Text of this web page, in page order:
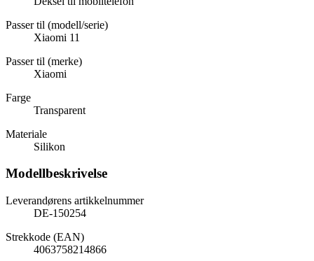
Passer til (modell/serie)
Xiaomi 11
Passer til (merke)
Xiaomi
Farge
Transparent
Materiale
Silikon
Modellbeskrivelse
Leverandørens artikkelnummer
DE-150254
Strekkode (EAN)
4063758214866